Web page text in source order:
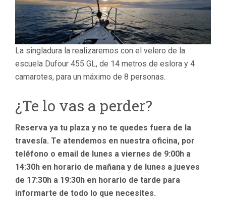
La singladura la realizaremos con el velero de la
escuela Dufour 455 GL, de 14 metros de eslora y 4
camarotes, para un máximo de 8 personas.
¿Te lo vas a perder?
Reserva ya tu plaza y no te quedes fuera de la
travesía. Te atendemos en nuestra oficina, por
teléfono o email de lunes a viernes de 9:00h a
14:30h en horario de mañana y de lunes a jueves
de 17:30h a 19:30h en horario de tarde para
informarte de todo lo que necesites.